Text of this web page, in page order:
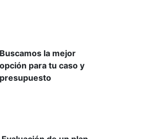
del páncreas se considera en el
pancreático. El tipo de operación,
total, se elige en función
Buscamos la mejor
opción para tu caso y
presupuesto